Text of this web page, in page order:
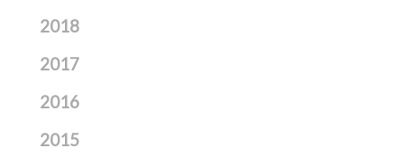
2018
2017
2016
2015